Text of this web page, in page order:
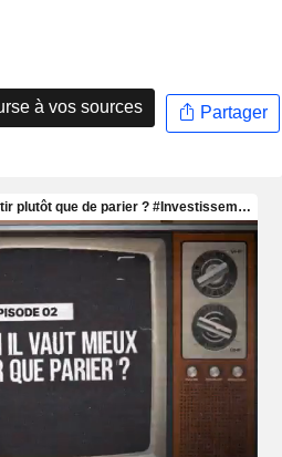
à vos sources Partager